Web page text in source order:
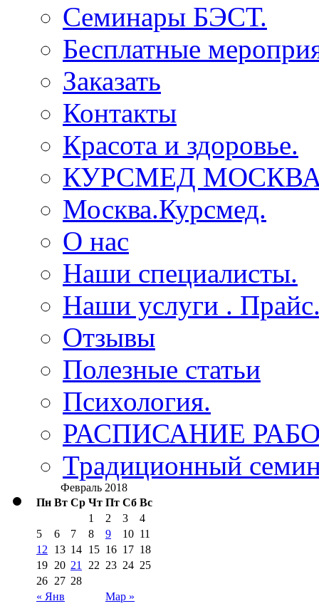
Семинары БЭСТ.
Бесплатные
Заказать
Контакты
Красота и здоровье.
КУРСМЕД
Москва.Курсмед.
О нас
Наши специалисты.
Наши услуги .
Отзывы
Полезные статьи
Психология.
РАСПИСАНИЕ
Традиционный
Февраль 2018
Пн Вт Ср Чт Пт Сб Вс
« Янв Мар »
1 2 3
4
5
6 7 8 9 10 11
12
13 14 15 16 17 18
19 20 21 22 23 24 25
26 27 28